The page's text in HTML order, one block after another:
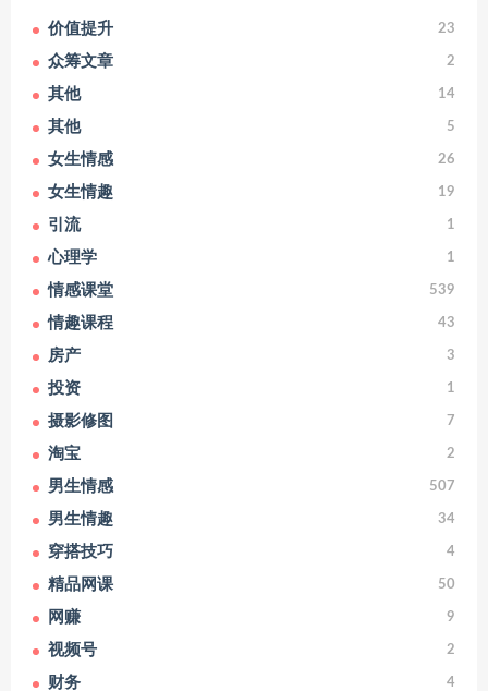
价值提升 23
众筹文章 2
其他 14
其他 5
女生情感 26
女生情趣 19
引流 1
心理学 1
情感课堂 539
情趣课程 43
房产 3
投资 1
摄影修图 7
淘宝 2
男生情感 507
男生情趣 34
穿搭技巧 4
精品网课 50
网赚 9
视频号 2
财务 4